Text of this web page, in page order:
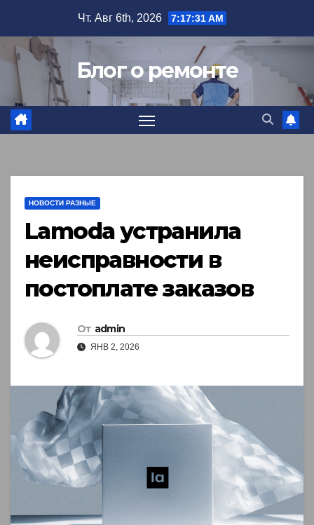
содержимому
Чт. Авг 6th, 2026 7:17:32 AM
Блог о ремонте
НОВОСТИ РАЗНЫЕ
Lamoda устранила
неисправности в
постоплате заказов
От admin
ЯНВ 2, 2026